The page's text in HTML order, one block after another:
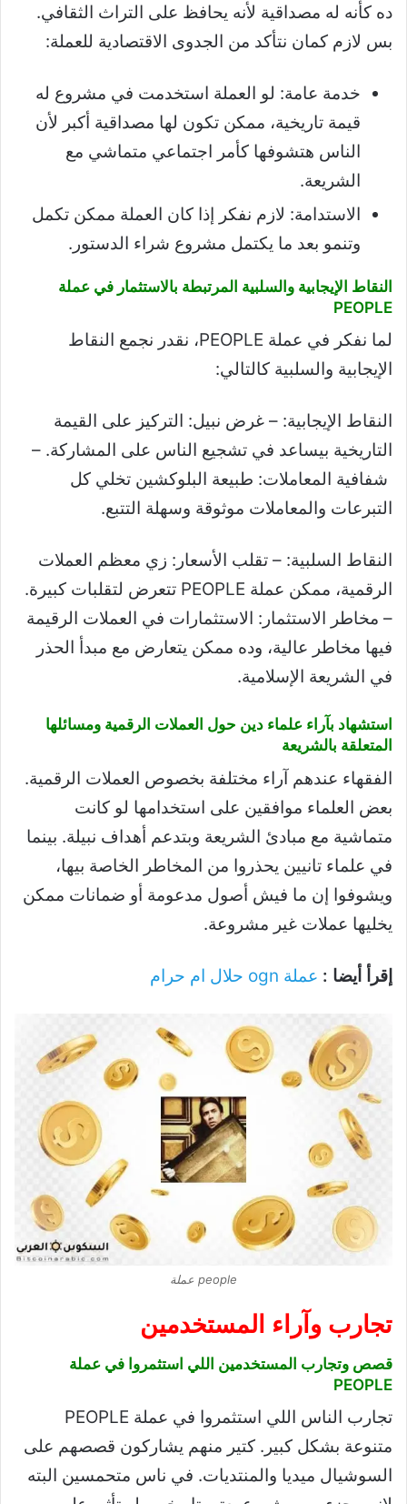
ده كأنه له مصداقية لأنه يحافظ على التراث الثقافي.
بس لازم كمان نتأكد من الجدوى الاقتصادية للعملة:
خدمة عامة: لو العملة استخدمت في مشروع له
قيمة تاريخية، ممكن تكون لها مصداقية أكبر لأن
الناس هتشوفها كأمر اجتماعي متماشي مع
الشريعة.
الاستدامة: لازم نفكر إذا كان العملة ممكن تكمل
وتنمو بعد ما يكتمل مشروع شراء الدستور.
النقاط الإيجابية والسلبية المرتبطة بالاستثمار في عملة
PEOPLE
لما نفكر في عملة PEOPLE، نقدر نجمع النقاط
الإيجابية والسلبية كالتالي:
النقاط الإيجابية: – غرض نبيل: التركيز على القيمة
التاريخية بيساعد في تشجيع الناس على المشاركة. –
شفافية المعاملات: طبيعة البلوكشين تخلي كل
التبرعات والمعاملات موثوقة وسهلة التتبع.
النقاط السلبية: – تقلب الأسعار: زي معظم العملات
الرقمية، ممكن عملة PEOPLE تتعرض لتقلبات كبيرة.
– مخاطر الاستثمار: الاستثمارات في العملات الرقيمة
فيها مخاطر عالية، وده ممكن يتعارض مع مبدأ الحذر
في الشريعة الإسلامية.
استشهاد بآراء علماء دين حول العملات الرقمية ومسائلها
المتعلقة بالشريعة
الفقهاء عندهم آراء مختلفة بخصوص العملات الرقمية.
بعض العلماء موافقين على استخدامها لو كانت
متماشية مع مبادئ الشريعة وبتدعم أهداف نبيلة. بينما
في علماء تانيين يحذروا من المخاطر الخاصة بيها،
ويشوفوا إن ما فيش أصول مدعومة أو ضمانات ممكن
يخليها عملات غير مشروعة.
إقرأ أيضا : عملة ogn حلال ام حرام
people عملة
تجارب وآراء المستخدمين
قصص وتجارب المستخدمين اللي استثمروا في عملة
PEOPLE
تجارب الناس اللي استثمروا في عملة PEOPLE
متنوعة بشكل كبير. كتير منهم يشاركون قصصهم على
السوشيال ميديا والمنتديات. في ناس متحمسين البته